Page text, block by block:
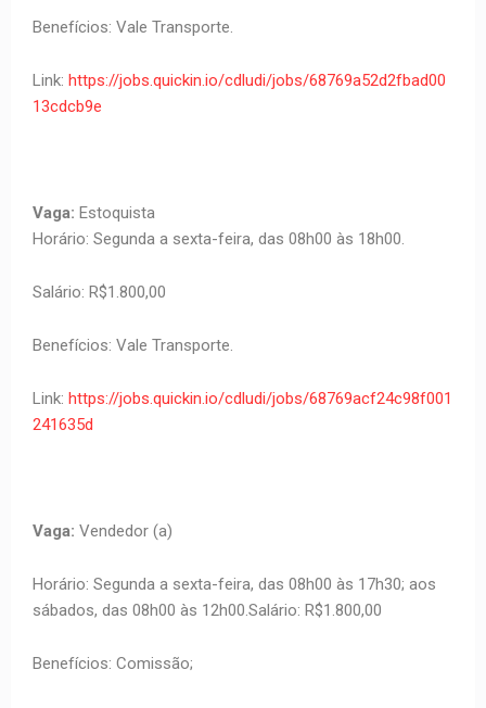
Benefícios: Vale Transporte.
Link: https://jobs.quickin.io/cdludi/jobs/68769a52d2fbad00
13cdcb9e
Vaga: Estoquista
Horário: Segunda a sexta-feira, das 08h00 às 18h00.
Salário: R$1.800,00
Benefícios: Vale Transporte.
Link: https://jobs.quickin.io/cdludi/jobs/68769acf24c98f001
241635d
Vaga: Vendedor (a)
Horário: Segunda a sexta-feira, das 08h00 às 17h30; aos
sábados, das 08h00 às 12h00.Salário: R$1.800,00
Benefícios: Comissão;